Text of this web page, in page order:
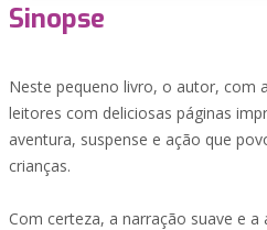
Sinopse
Neste pequeno livro, o autor, com
leitores com deliciosas páginas
aventura, suspense e ação que
crianças.
Com certeza, a narração suave e a